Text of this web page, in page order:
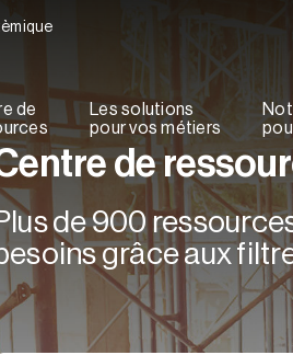
de
Les solutions
pour vos métiers
de
de 900
grâce aux